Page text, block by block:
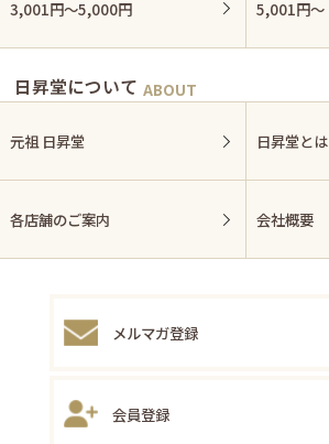
3,001円〜5,000円 5,001円〜
日昇堂について
元祖 日昇堂 日昇堂とは
各店舗のご案内 会社概要
メルマガ登録
会員登録